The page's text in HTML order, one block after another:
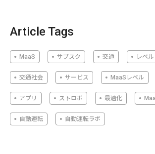
Article Tags
MaaS サブスク 交通 レベル
交通社会 サービス MaaSレベル
アプリ ストロボ 最適化
自動運転 自動運転ラボ